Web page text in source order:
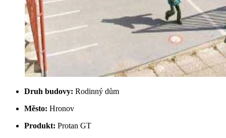
Druh budovy: Rodinný dům
Město: Hronov
Produkt: Protan GT